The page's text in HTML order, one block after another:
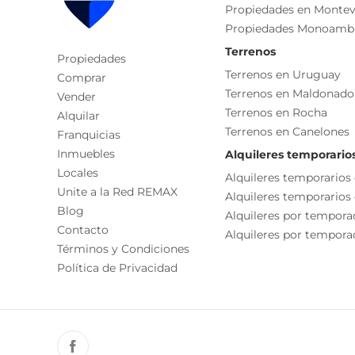
EDIFICIO RESIDENCIAL BOUTIQUE, planta baja,
• EDIFICIO DE 20 Apartamentos Smart Flex
• 180m2 de AMENITIES en ROOFTOP.
CARACTERISTICAS:
• Espacio de Cowork equipado.
• Gimnasio equipado
• Solarium equipado
• BARBACOA TECHADA y equipado.
• Estufa a leña en BARBACOA
• Terrazas abiertas equipadas.
• Bike parking.
• CCTV y WIFI colectivo en todos los espacios de
• Automatismo de portones de ingreso al área
remoto individual y controlado por portería
Amenities
Seguridad
Salón De Usos Múltiples - Sum
Ambientes
Dormitorio
Cocina
Características
Orientación Oeste
Disposición Contrafrente
Living/comedor
Propiedades
Comprar
Vender
Alquilar
Franquicias
Inmuebles
Locales
Unite a la Red REMAX
Blog
Contacto
Términos y Condiciones
Política de Privacidad
Propiedades en
Propiedades
Terrenos
Terrenos en Uruguay
Terrenos en Maldonado
Terrenos en Rocha
Terrenos en Canelones
Alquileres
Alquileres temporarios
Alquileres temporarios
Alquileres por
Alquileres por